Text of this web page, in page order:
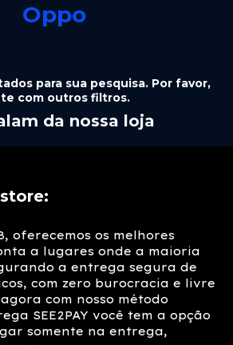
Oppo
para sua pesquisa. Por favor,
com outros filtros.
da nossa loja
oferecemos os melhores
a lugares onde a maioria
a entrega segura de
com zero burocracia e livre
com nosso método
SEE2PAY você tem a opção
somente na entrega,